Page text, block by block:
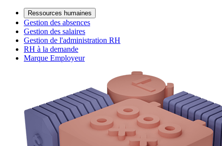
Ressources humaines
Gestion des absences
Gestion des salaires
Gestion de l'administration RH
RH à la demande
Marque Employeur